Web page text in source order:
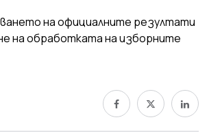
на официалните резултати
на обработката на изборните